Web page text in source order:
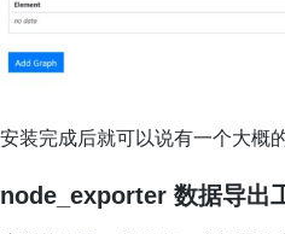
安装完成后就可以说有一个大概
node_exporter 数据导出